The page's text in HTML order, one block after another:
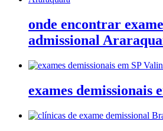
onde encontrar
admissional
exames demissionais